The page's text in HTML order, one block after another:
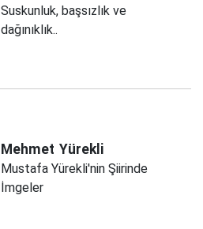
Suskunluk, başsızlık ve
dağınıklık..
Mehmet Yürekli
Mustafa Yürekli'nin Şiirinde
İmgeler